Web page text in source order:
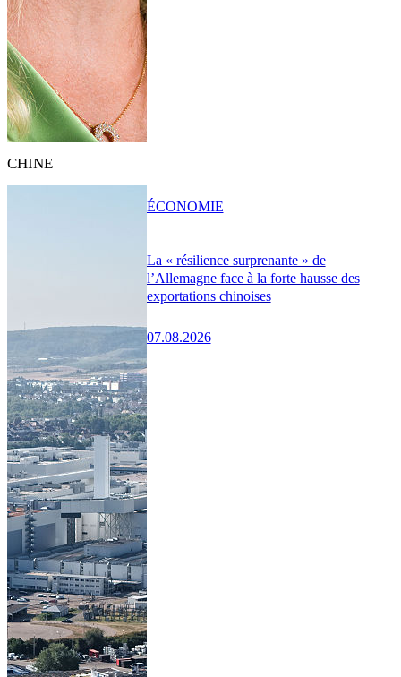
CHINE
La « résilience surprenante » de
l’Allemagne face à la forte hausse des
exportations chinoises
07.08.2026
ÉCONOMIE